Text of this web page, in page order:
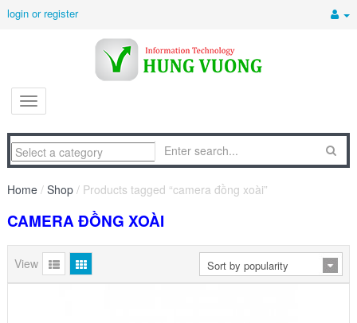
login or register
Home / Shop / Products tagged “camera đồng xoài”
CAMERA ĐỒNG XOÀI
View